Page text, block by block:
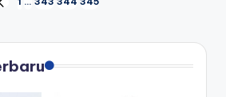
PREVIOUS